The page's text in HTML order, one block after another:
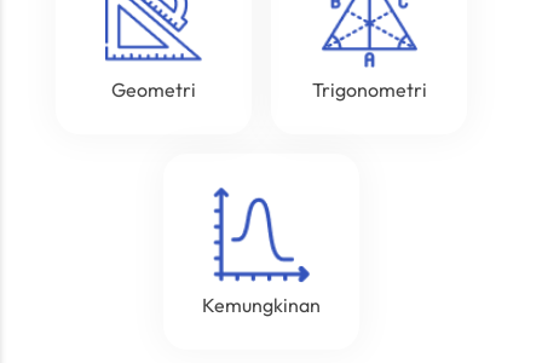
Geometri Trigonometri
Kemungkinan